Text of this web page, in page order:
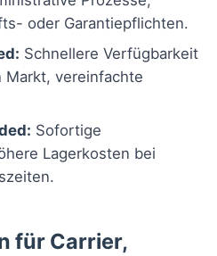
oder Garantiepflichten.
Schnellere Verfügbarkeit
Markt, vereinfachte
Sofortige
Lagerkosten bei
für Carrier,